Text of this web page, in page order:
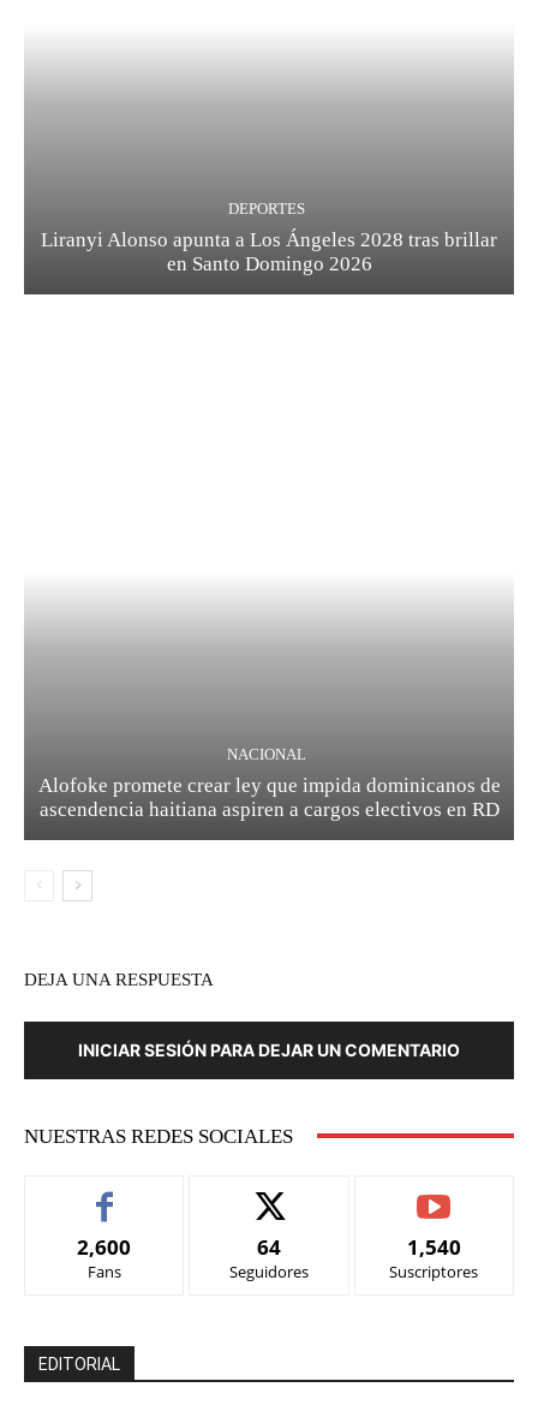
DEPORTES
Liranyi Alonso apunta a Los Ángeles 2028 tras brillar
en Santo Domingo 2026
NACIONAL
Alofoke promete crear ley que impida dominicanos de
ascendencia haitiana aspiren a cargos electivos en RD
DEJA UNA RESPUESTA
INICIAR SESIÓN PARA DEJAR UN COMENTARIO
NUESTRAS REDES SOCIALES
2,600
Fans
64
Seguidores
1,540
Suscriptores
EDITORIAL